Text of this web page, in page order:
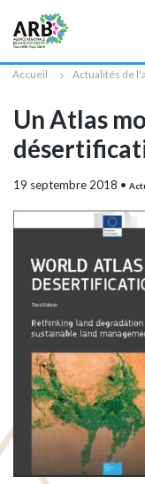
Accueil Actualités de
Un Atlas
19 septembre 2018 •